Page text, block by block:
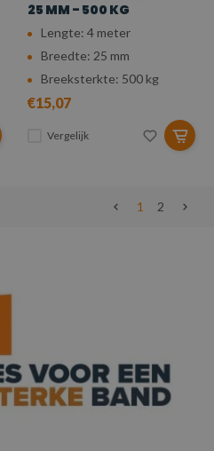
25 MM - 500 KG
Lengte: 4 meter
Breedte: 25 mm
Breeksterkte: 500 kg
€15,07
Vergelijk
1 2